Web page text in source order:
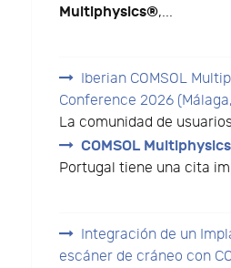
Multiphysics®,...
Iberian COMSOL
Conference 2026
La comunidad de
COMSOL Multiphysics
Portugal tiene una cita
Integración de un
escáner de cráneo con